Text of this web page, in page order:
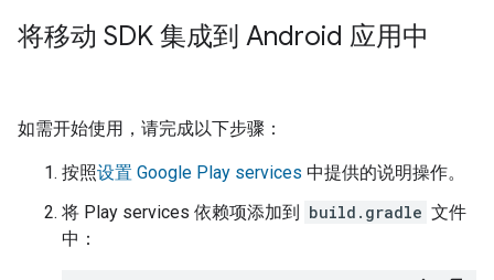
将移动 SDK 集成到 Android 应用中
如需开始使用，请完成以下步骤：
按照设置 Google Play services 中提供的说明操作。
将 Play services 依赖项添加到 build.gradle 文件
中：